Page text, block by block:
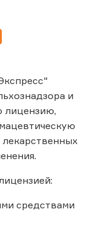
и
лицензию,
средствами